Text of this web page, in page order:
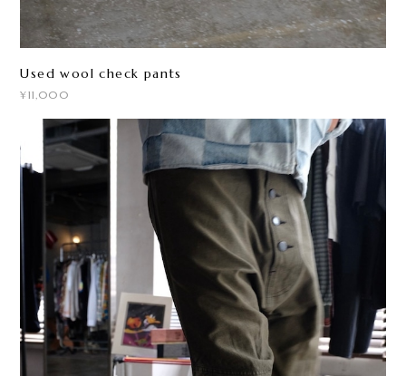
Used wool check pants
¥11,000